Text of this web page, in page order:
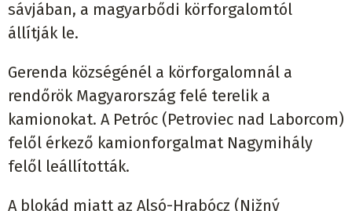
sávjában, a magyarbődi körforgalomtól
állítják le.
Gerenda községénél a körforgalomnál a
rendőrök Magyarország felé terelik a
kamionokat. A Petróc (Petroviec nad Laborcom)
felől érkező kamionforgalmat Nagymihály
felől leállították.
A blokád miatt az Alsó-Hrabócz (Nižný